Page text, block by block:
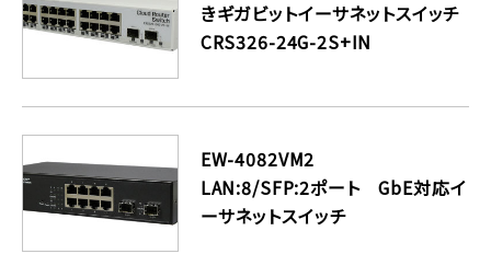
きギガビットイーサネットスイッチ
CRS326-24G-2S+IN
EW-4082VM2
LAN:8/SFP:2ポート GbE対応イ
ーサネットスイッチ